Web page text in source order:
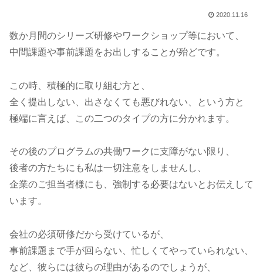
2020.11.16
数か月間のシリーズ研修やワークショップ等において、
中間課題や事前課題をお出しすることが殆どです。
この時、積極的に取り組む方と、
全く提出しない、出さなくても悪びれない、という方と
極端に言えば、この二つのタイプの方に分かれます。
その後のプログラムの共働ワークに支障がない限り、
後者の方たちにも私は一切注意をしませんし、
企業のご担当者様にも、強制する必要はないとお伝えして
います。
会社の必須研修だから受けているが、
事前課題まで手が回らない、忙しくてやっていられない、
など、彼らには彼らの理由があるのでしょうが、